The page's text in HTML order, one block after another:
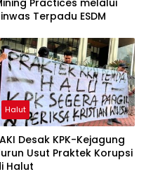
Practices melalui
Terpadu ESDM
Halut
Desak KPK-Kejagung
Usut Praktek Korupsi
Halut